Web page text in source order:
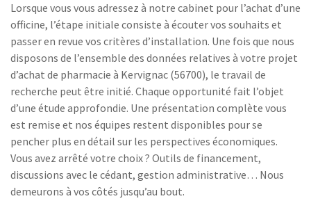
Lorsque vous vous adressez à notre cabinet pour l’achat d’une
officine, l’étape initiale consiste à écouter vos souhaits et
passer en revue vos critères d’installation. Une fois que nous
disposons de l’ensemble des données relatives à votre projet
d’achat de pharmacie à Kervignac (56700), le travail de
recherche peut être initié. Chaque opportunité fait l’objet
d’une étude approfondie. Une présentation complète vous
est remise et nos équipes restent disponibles pour se
pencher plus en détail sur les perspectives économiques.
Vous avez arrêté votre choix ? Outils de financement,
discussions avec le cédant, gestion administrative… Nous
demeurons à vos côtés jusqu’au bout.